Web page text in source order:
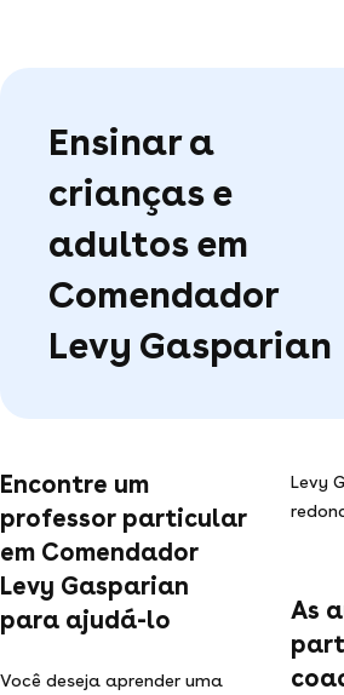
Ensinar a
crianças e
adultos em
Comendador
Levy Gasparian
Encontre um
professor particular
em Comendador
Levy Gasparian
para ajudá-lo
Você deseja aprender uma
Levy
As